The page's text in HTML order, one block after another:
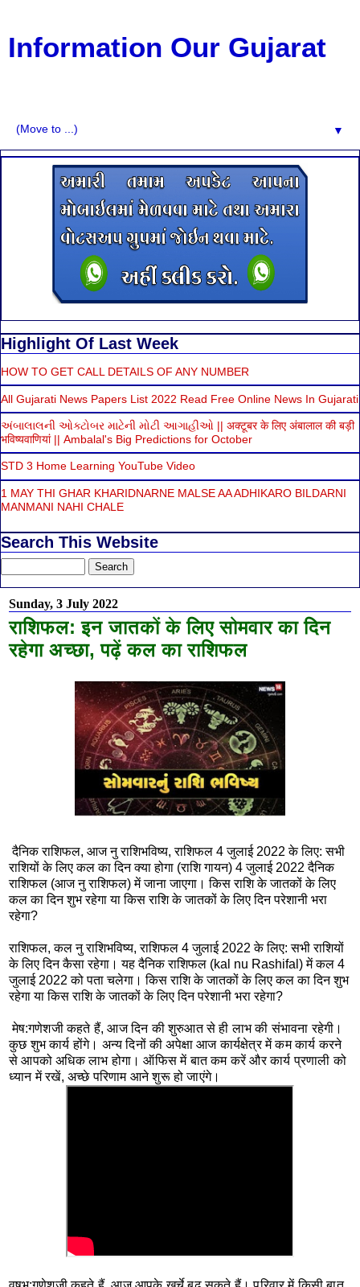
Information Our Gujarat
▼
Highlight Of Last Week
HOW TO GET CALL DETAILS OF ANY NUMBER
All Gujarati News Papers List 2022 Read Free Online News In Gujarati
અંબાલાલની ઓક્ટોબર માટેની મોટી આગાહીઓ || अक्टूबर के लिए अंबालाल की बड़ी
भविष्यवाणियां || Ambalal's Big Predictions for October
STD 3 Home Learning YouTube Video
1 MAY THI GHAR KHARIDNARNE MALSE AA ADHIKARO BILDARNI
MANMANI NAHI CHALE
Search This Website
Sunday, 3 July 2022
राशिफल: इन जातकों के लिए सोमवार का दिन
रहेगा अच्छा, पढ़ें कल का राशिफल
दैनिक राशिफल, आज नु राशिभविष्य, राशिफल 4 जुलाई 2022 के लिए: सभी
राशियों के लिए कल का दिन क्या होगा (राशि गायन) 4 जुलाई 2022 दैनिक
राशिफल (आज नु राशिफल) में जाना जाएगा। किस राशि के जातकों के लिए
कल का दिन शुभ रहेगा या किस राशि के जातकों के लिए दिन परेशानी भरा
रहेगा?
राशिफल, कल नु राशिभविष्य, राशिफल 4 जुलाई 2022 के लिए: सभी राशियों
के लिए दिन कैसा रहेगा। यह दैनिक राशिफल (kal nu Rashifal) में कल 4
जुलाई 2022 को पता चलेगा। किस राशि के जातकों के लिए कल का दिन शुभ
रहेगा या किस राशि के जातकों के लिए दिन परेशानी भरा रहेगा?
मेष:गणेशजी कहते हैं, आज दिन की शुरुआत से ही लाभ की संभावना रहेगी।
कुछ शुभ कार्य होंगे। अन्य दिनों की अपेक्षा आज कार्यक्षेत्र में कम कार्य करने
से आपको अधिक लाभ होगा। ऑफिस में बात कम करें और कार्य प्रणाली को
ध्यान में रखें, अच्छे परिणाम आने शुरू हो जाएंगे।